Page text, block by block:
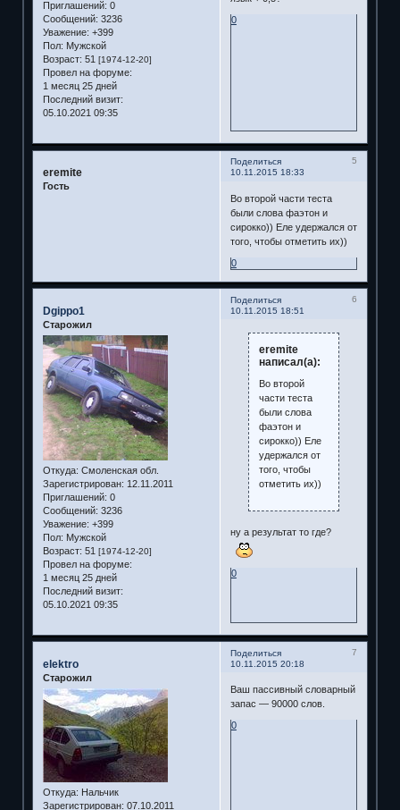
Приглашений: 0
Сообщений: 3236
Уважение: +399
Пол: Мужской
Возраст: 51 [1974-12-20]
Провел на форуме:
1 месяц 25 дней
Последний визит:
05.10.2021 09:35
0
Поделиться
5
10.11.2015 18:33
eremite
Гость
Во второй части теста
были слова фаэтон и
сирокко)) Еле удержался от
того, чтобы отметить их))
0
Поделиться
6
10.11.2015 18:51
Dgippo1
Старожил
Откуда: Смоленская обл.
Зарегистрирован: 12.11.2011
Приглашений: 0
Сообщений: 3236
Уважение: +399
Пол: Мужской
Возраст: 51 [1974-12-20]
Провел на форуме:
1 месяц 25 дней
Последний визит:
05.10.2021 09:35
eremite
написал(а):
Во второй
части теста
были слова
фаэтон и
сирокко)) Еле
удержался от
того, чтобы
отметить их))
ну а результат то где?
0
Поделиться
7
10.11.2015 20:18
elektro
Старожил
Откуда: Нальчик
Зарегистрирован: 07.10.2011
Ваш пассивный словарный
запас — 90000 слов.
0